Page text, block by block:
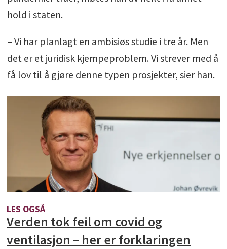
hold i staten.
– Vi har planlagt en ambisiøs studie i tre år. Men
det er et juridisk kjempeproblem. Vi strever med å
få lov til å gjøre denne typen prosjekter, sier han.
LES OGSÅ
Verden tok feil om covid og
ventilasjon – her er forklaringen